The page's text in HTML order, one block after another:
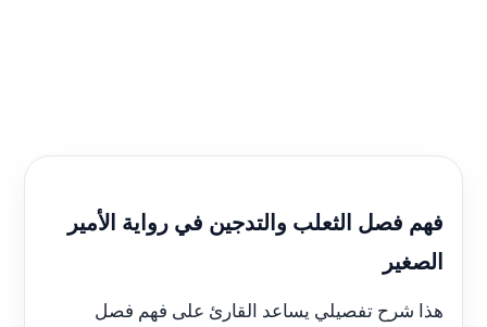
فهم فصل الثعلب والتدجين في رواية الأمير
الصغير
هذا شرح تفصيلي يساعد القارئ على فهم فصل